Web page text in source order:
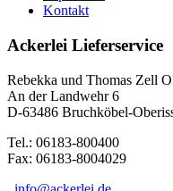
Kontakt
Ackerlei Lieferservice
Rebekka und Thomas Zell
An der Landwehr 6
D-63486 Bruchköbel-
Tel.: 06183-800400
Fax: 06183-8004029